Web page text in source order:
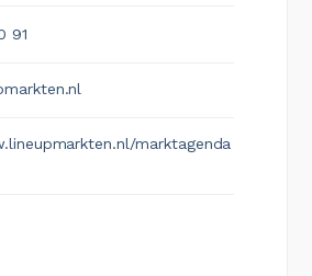
91
marktagenda